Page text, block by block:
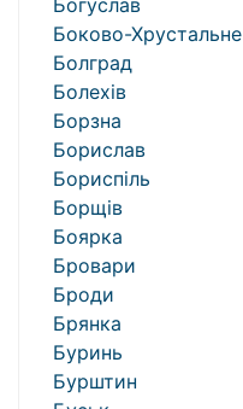
Богуслав
Боково-Хрустальне
Болград
Болехів
Борзна
Борислав
Бориспіль
Борщів
Боярка
Бровари
Броди
Брянка
Буринь
Бурштин